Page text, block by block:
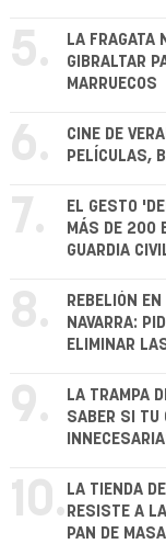
5.
LA FRAGATA
GIBRALTAR
MARRUECOS
6.
CINE DE
PELÍCULAS,
7.
EL GESTO
MÁS DE 200
GUARDIA
8.
REBELIÓN
NAVARRA:
ELIMINAR
9.
LA TRAMPA
SABER SI TU
10. LA TIENDA
RESISTE A
PAN DE